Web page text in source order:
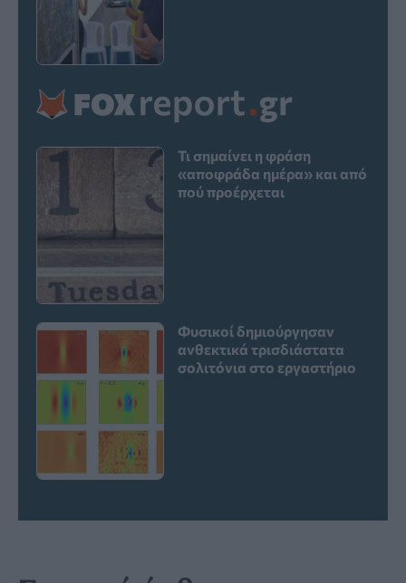
Τι σημαίνει η φράση
«αποφράδα ημέρα» και από
πού προέρχεται
Φυσικοί δημιούργησαν
ανθεκτικά τρισδιάστατα
σολιτόνια στο εργαστήριο